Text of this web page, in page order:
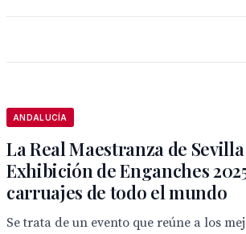
ANDALUCÍA
La Real Maestranza de
Exhibición de Enganches
carruajes de todo el mundo
Se trata de un evento que reúne a los